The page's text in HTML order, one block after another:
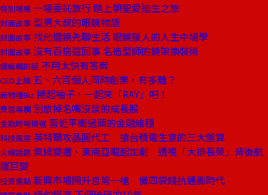
特別報導 一場委託旅行 踏上朝聖愛迪生之旅
封面故事 型男大叔的眼鏡物語
封面故事 找他選鏡先聊生活 眼鏡獵人的人生中場學
封面故事 沒有百搭這回事 名造型師的鏡架換裝術
總編輯的話 不用太快有答案
CEO上線 五、六百個人同時創業，有多難？
新物種Biz 捲起袖子，一起來「RAY」吧！
費雪專欄 別放掉名嘴沒談的成長股
金融時報精選 習近平衝過頭的金融維穩
科技風雲 英特爾攻晶圓代工 搶台積電生意的三大盤算
火線話題 氣候變遷、東南亞崛起加劇 透視「大排長榮」背後航
運巨變
投資焦點 新興市場開升息第一槍 備四袋錢抗通膨時代